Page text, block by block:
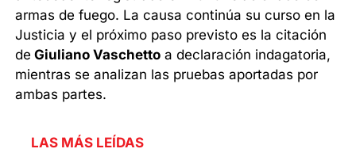
armas de fuego. La causa continúa su curso en la
Justicia y el próximo paso previsto es la citación
de Giuliano Vaschetto a declaración indagatoria,
mientras se analizan las pruebas aportadas por
ambas partes.
LAS MÁS LEÍDAS